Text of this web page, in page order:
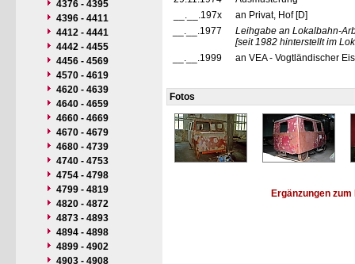
4376 - 4395
4396 - 4411
4412 - 4441
4442 - 4455
4456 - 4569
4570 - 4619
4620 - 4639
4640 - 4659
4660 - 4669
4670 - 4679
4680 - 4739
4740 - 4753
4754 - 4798
4799 - 4819
4820 - 4872
4873 - 4893
4894 - 4898
4899 - 4902
4903 - 4908
__.__.197x
an Privat, Hof [D]
__.__.1977
Leihgabe an Lokalbahn-
[seit 1982 hinterstellt im
__.__.1999
an VEA - Vogtländischer
Fotos
Ergänzungen